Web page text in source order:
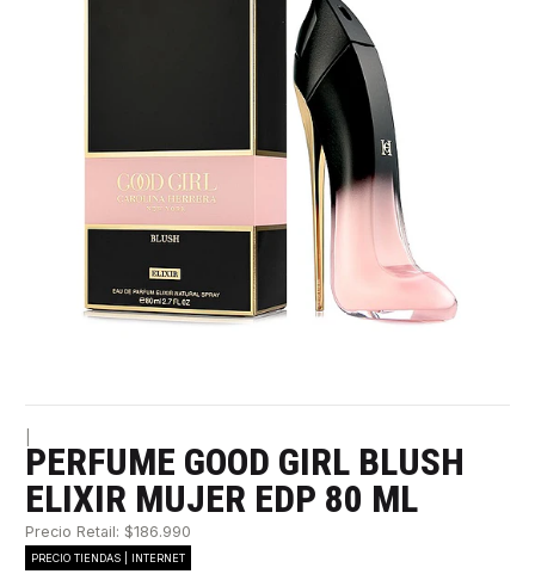
PERFUME GOOD GIRL BLUSH
ELIXIR MUJER EDP 80 ML
Precio Retail: $186.990
PRECIO TIENDAS | INTERNET